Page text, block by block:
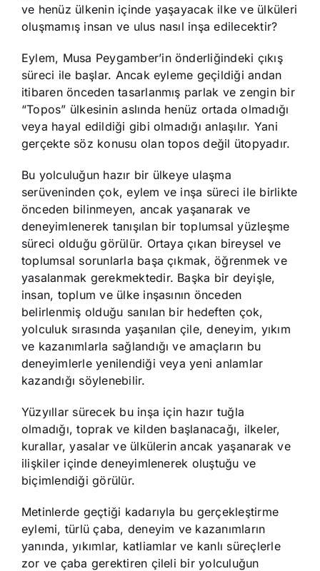
ve henüz ülkenin içinde yaşayacak ilke ve ülküleri
oluşmamış insan ve ulus nasıl inşa edilecektir?
Eylem, Musa Peygamber’in önderliğindeki çıkış
süreci ile başlar. Ancak eyleme geçildiği andan
itibaren önceden tasarlanmış parlak ve zengin bir
“Topos” ülkesinin aslında henüz ortada olmadığı
veya hayal edildiği gibi olmadığı anlaşılır. Yani
gerçekte söz konusu olan topos değil ütopyadır.
Bu yolculuğun hazır bir ülkeye ulaşma
serüveninden çok, eylem ve inşa süreci ile birlikte
önceden bilinmeyen, ancak yaşanarak ve
deneyimlenerek tanışılan bir toplumsal yüzleşme
süreci olduğu görülür. Ortaya çıkan bireysel ve
toplumsal sorunlarla başa çıkmak, öğrenmek ve
yasalanmak gerekmektedir. Başka bir deyişle,
insan, toplum ve ülke inşasının önceden
belirlenmiş olduğu sanılan bir hedeften çok,
yolculuk sırasında yaşanılan çile, deneyim, yıkım
ve kazanımlarla sağlandığı ve amaçların bu
deneyimlerle yenilendiği veya yeni anlamlar
kazandığı söylenebilir.
Yüzyıllar sürecek bu inşa için hazır tuğla
olmadığı, toprak ve kilden başlanacağı, ilkeler,
kurallar, yasalar ve ülkülerin ancak yaşanarak ve
ilişkiler içinde deneyimlenerek oluştuğu ve
biçimlendiği görülür.
Metinlerde geçtiği kadarıyla bu gerçekleştirme
eylemi, türlü çaba, deneyim ve kazanımların
yanında, yıkımlar, katliamlar ve kanlı süreçlerle
zor ve çaba gerektiren çileli bir yolculuğun